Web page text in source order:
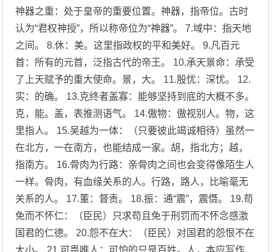
神器之重：处于皇帝的重要位置。神器，指帝位。古时
认为“君权神授”，所以称帝位为“神器”。 7.域中：指天地
之间。 8.休：美。这里指政权的平和美好。 9.凡百元
首：所有的元首，泛指古代的帝王。 10.承天景命：承受
了上天赋予的重大使命。景，大。 11.殷忧：深忧。 12.
实：的确。 13.克终者盖寡：能够坚持到底的大概不多。
克，能。盖，表推测语气。 14.傲物：傲视别人。物，这
里指人。 15.吴越为一体：（只要彼此竭诚相待）虽然一
在北方，一在南方，也能结成一家。胡，指北方；越，
指南方。 16.骨肉为行路：亲骨肉之间也会变得像陌生人
一样。骨肉，有血缘关系的人。行路，路人，比喻毫无
关系的人。 17.董：督责。 18.振：通“震”，震慑。 19.苟
免而不怀仁：（臣民）只求苟且免于刑罚而不怀念感激
国君的仁德。 20.怨不在大：（臣民）对国君的怨恨不在
大小。 21.可畏唯人：可怕的只是百姓。人，本应写作